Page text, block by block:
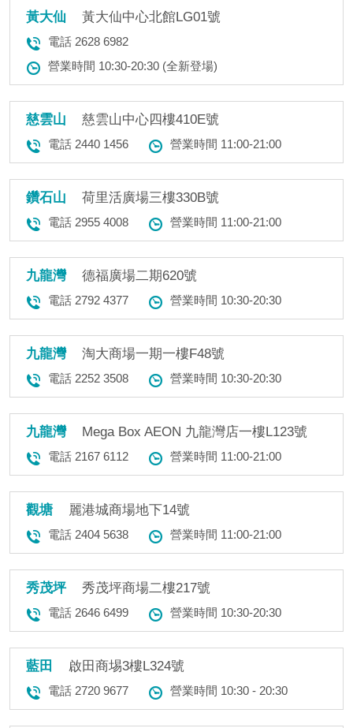
黃大仙 黃大仙中心北館LG01號
電話 2628 6982
營業時間 10:30-20:30 (全新登場)
慈雲山 慈雲山中心四樓410E號
電話 2440 1456 營業時間 11:00-21:00
鑽石山 荷里活廣場三樓330B號
電話 2955 4008 營業時間 11:00-21:00
九龍灣 德福廣場二期620號
電話 2792 4377 營業時間 10:30-20:30
九龍灣 淘大商場一期一樓F48號
電話 2252 3508 營業時間 10:30-20:30
九龍灣 Mega Box AEON 九龍灣店一樓L123號
電話 2167 6112 營業時間 11:00-21:00
觀塘 麗港城商場地下14號
電話 2404 5638 營業時間 11:00-21:00
秀茂坪 ​秀茂坪商場二樓217號
電話 2646 6499 營業時間 10:30-20:30
藍田 啟田商埸3樓L324號
電話 2720 9677 營業時間 10:30 - 20:30